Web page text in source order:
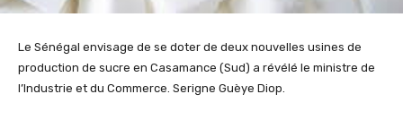
Le Sénégal envisage de se doter de deux nouvelles usines de
production de sucre en Casamance (Sud) a révélé le ministre de
l’Industrie et du Commerce. Serigne Guèye Diop.